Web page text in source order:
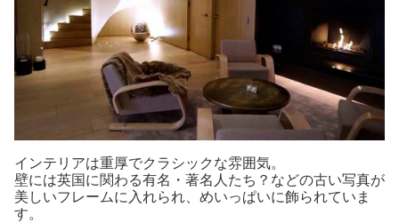
インテリアは重厚でクラシックな雰囲気。
壁には英国に関わる有名・著名人たち？などの古い写真が
美しいフレームに入れられ、めいっぱいに飾られていま
す。